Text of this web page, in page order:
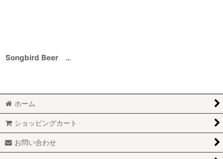
Songbird Beer Cet age est sans pitie（ソングバードビール セ タージュ エ サン ピチェ） 750ml
ホーム
ショッピングカート
お問い合わせ